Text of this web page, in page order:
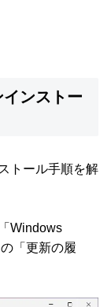
ンストー
トール手順を解
Windows
「更新の履